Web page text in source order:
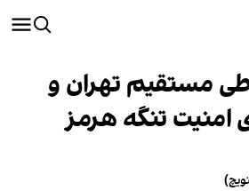
مستقیم تهران و
امنیت تنگه هرمز